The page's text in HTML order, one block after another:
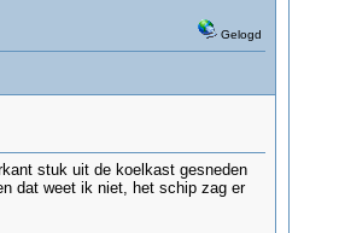
Gelogd
stuk uit de koelkast gesneden
dat weet ik niet, het schip zag er